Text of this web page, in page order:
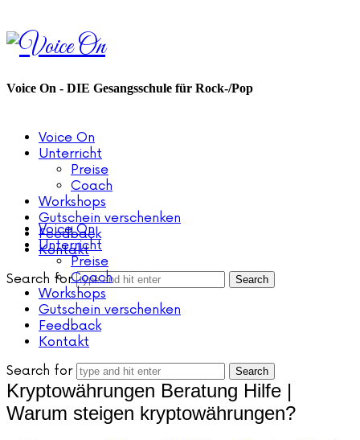
Voice
On
Voice On - DIE Gesangsschule für Rock-/Pop
Voice On
Unterricht
Preise
Coach
Workshops
Gutschein verschenken
Feedback
Kontakt
Search for
Voice On
Unterricht
Preise
Coach
Workshops
Gutschein verschenken
Feedback
Kontakt
Search for
Kryptowährungen Beratung Hilfe |
Warum steigen kryptowährungen?